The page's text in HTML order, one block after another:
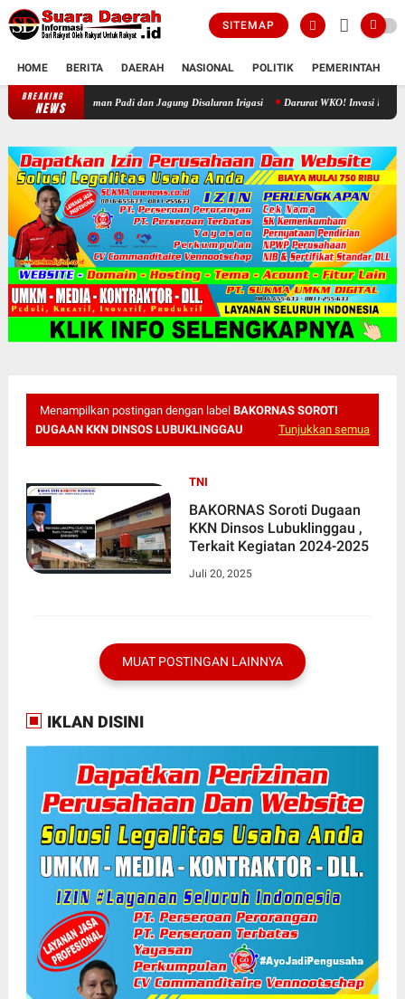
SITEMAP
HOME BERITA DAERAH NASIONAL POLITIK PEMERINTAH
BREAKING
NEWS Akhir Sengketa Air Jono-Gawan, Petani Rela Babat Tanaman Padi dan
Menampilkan postingan dengan label BAKORNAS SOROTI
DUGAAN KKN DINSOS LUBUKLINGGAU
Tunjukkan semua
TNI
BAKORNAS Soroti Dugaan
KKN Dinsos Lubuklinggau ,
Terkait Kegiatan 2024-2025
Juli 20, 2025
MUAT POSTINGAN LAINNYA
IKLAN DISINI